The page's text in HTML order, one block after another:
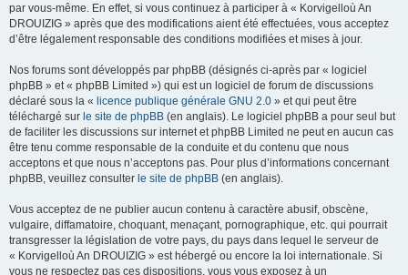
par vous-même. En effet, si vous continuez à participer à « Korvigelloù An
DROUIZIG » après que des modifications aient été effectuées, vous acceptez
d’être légalement responsable des conditions modifiées et mises à jour.
Nos forums sont développés par phpBB (désignés ci-après par « logiciel
phpBB » et « phpBB Limited ») qui est un logiciel de forum de discussions
déclaré sous la « licence publique générale GNU 2.0 » et qui peut être
téléchargé sur le site de phpBB (en anglais). Le logiciel phpBB a pour seul but
de faciliter les discussions sur internet et phpBB Limited ne peut en aucun cas
être tenu comme responsable de la conduite et du contenu que nous
acceptons et que nous n’acceptons pas. Pour plus d’informations concernant
phpBB, veuillez consulter le site de phpBB (en anglais).
Vous acceptez de ne publier aucun contenu à caractère abusif, obscène,
vulgaire, diffamatoire, choquant, menaçant, pornographique, etc. qui pourrait
transgresser la législation de votre pays, du pays dans lequel le serveur de
« Korvigelloù An DROUIZIG » est hébergé ou encore la loi internationale. Si
vous ne respectez pas ces dispositions, vous vous exposez à un